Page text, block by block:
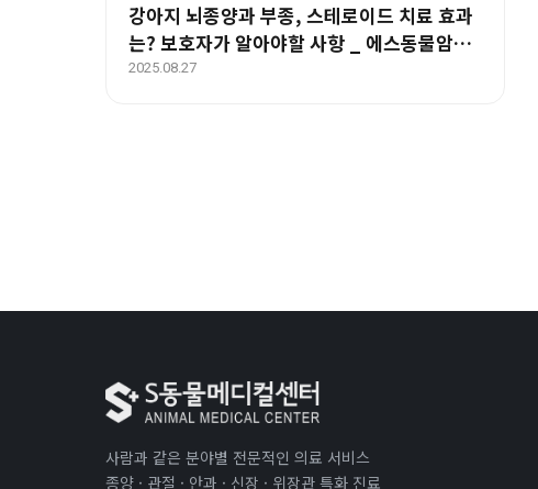
강아지 뇌종양과 부종, 스테로이드 치료 효과
는? 보호자가 알아야할 사항 _ 에스동물암센
터
2025.08.27
사람과 같은 분야별 전문적인 의료 서비스
종양 · 관절 · 안과 · 신장 · 위장관 특화 진료